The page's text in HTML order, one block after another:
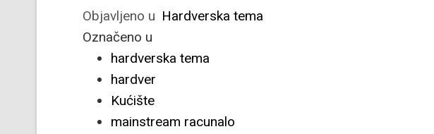
Objavljeno u Hardverska tema
Označeno u
hardverska tema
hardver
Kućište
mainstream racunalo